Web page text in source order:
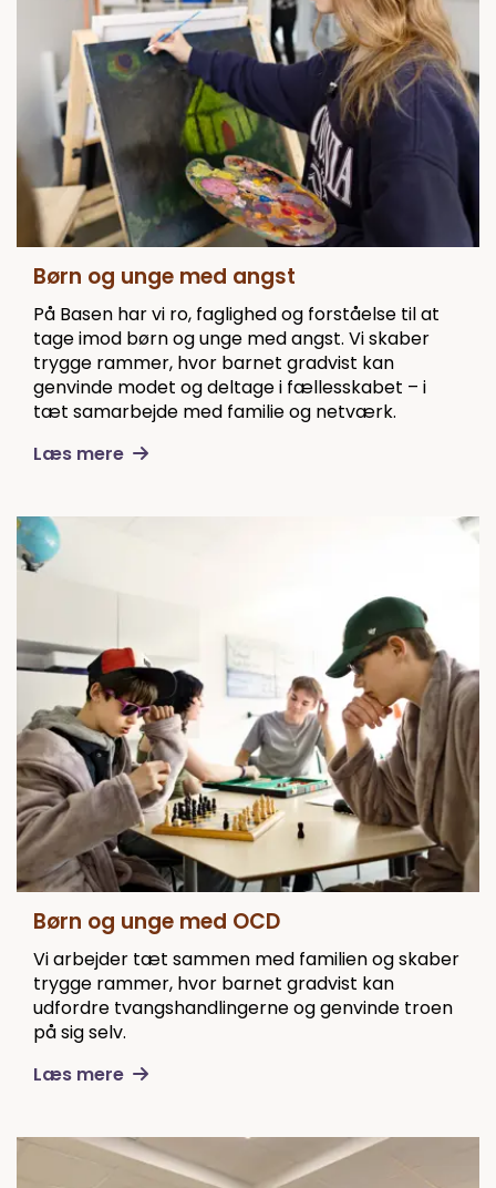
Børn og unge med angst
På Basen har vi ro, faglighed og forståelse til at
tage imod børn og unge med angst. Vi skaber
trygge rammer, hvor barnet gradvist kan
genvinde modet og deltage i fællesskabet – i
tæt samarbejde med familie og netværk.
Læs mere
Børn og unge med OCD
Vi arbejder tæt sammen med familien og skaber
trygge rammer, hvor barnet gradvist kan
udfordre tvangshandlingerne og genvinde troen
på sig selv.
Læs mere